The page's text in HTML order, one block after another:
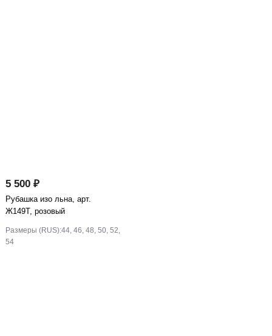
5 500 ₽
Рубашка изо льна, арт.
Ж149Т, розовый
Размеры (RUS):44, 46, 48, 50, 52,
54